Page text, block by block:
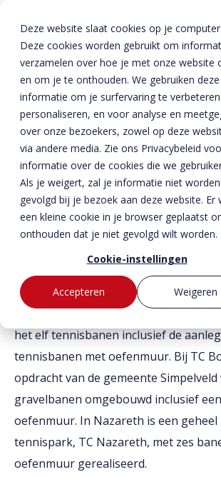
Deze website slaat cookies op je
Deze cookies worden gebruikt om
verzamelen over hoe je met onze website
en om je te onthouden. We gebruiken deze
informatie om je surfervaring te
personaliseren, en voor analyse en
over onze bezoekers, zowel op deze
via andere media. Zie ons Privacybeleid
informatie over de cookies die we
Als je weigert, zal je informatie niet worden
gevolgd bij je bezoek aan deze website. Er
een kleine cookie in je browser geplaatst
onthouden dat je niet gevolgd wilt worden.
Cookie-instellingen
Accepteren
Weigeren
Bestekservice
Downloads
Producten
Enkelkerende keerwanden
Dubbelkerende keerwanden
Zwaarbelastbare keerwanden
Zwaluwwanden
Bloktraptreden
Oplossingen
Infra & Openbare ruimte
Sport & Recreatie
Op- en overslag
Waterkeringen
BTE Groep
Onze verhalen
Over ons
Duurzaamheid
MVO
Home »Projecten »
Keerwanden voor oefenmuren
Keerwanden voor
oefenmuren
De gemeente Kerkrade gaf opdracht
tennisparken van TC Kerkrade ‘53 en
weer helemaal up-to-date te maken.
zijn de parken geheel omgebouwd.
het elf tennisbanen inclusief de
tennisbanen met oefenmuur. Bij TC
opdracht van de gemeente Simpelveld
gravelbanen omgebouwd inclusief
oefenmuur. In Nazareth is een geheel
tennispark, TC Nazareth, met zes
oefenmuur gerealiseerd.